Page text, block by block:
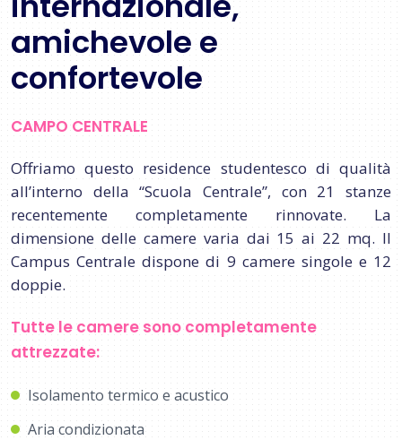
amichevole e
confortevole
CAMPO CENTRALE
Offriamo questo residence studentesco di qualità
all’interno della “Scuola Centrale”, con 21 stanze
recentemente completamente rinnovate. La
dimensione delle camere varia dai 15 ai 22 mq. Il
Campus Centrale dispone di 9 camere singole e 12
doppie.
Tutte le camere sono completamente
attrezzate:
Isolamento termico e acustico
Aria condizionata